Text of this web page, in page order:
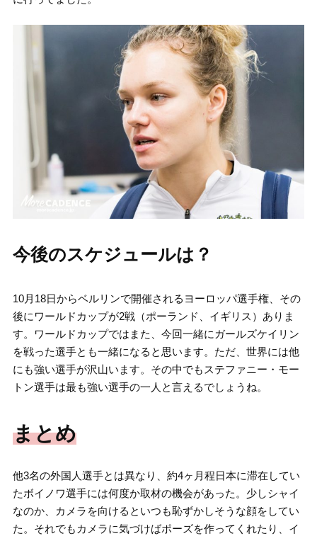
今後のスケジュールは？
10月18日からベルリンで開催されるヨーロッパ選手権、その
後にワールドカップが2戦（ポーランド、イギリス）ありま
す。ワールドカップではまた、今回一緒にガールズケイリン
を戦った選手とも一緒になると思います。ただ、世界には他
にも強い選手が沢山います。その中でもステファニー・モー
トン選手は最も強い選手の一人と言えるでしょうね。
まとめ
他3名の外国人選手とは異なり、約4ヶ月程日本に滞在してい
たボイノワ選手には何度か取材の機会があった。少しシャイ
なのか、カメラを向けるといつも恥ずかしそうな顔をしてい
た。それでもカメラに気づけばポーズを作ってくれたり、イ